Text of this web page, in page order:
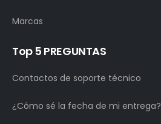
Marcas
Top 5 PREGUNTAS
Contactos de soporte técnico
¿Cómo sé la fecha de mi entrega?